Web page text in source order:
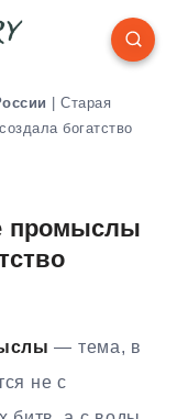
| Старая
богатство
промыслы
— тема, в
не с